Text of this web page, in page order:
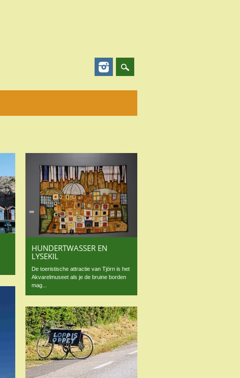
HUNDERTWASSER EN
LYSEKIL
De toeristische attractie van Tjörn is het
Akvarelmuseet als je de bruine borden
mag...